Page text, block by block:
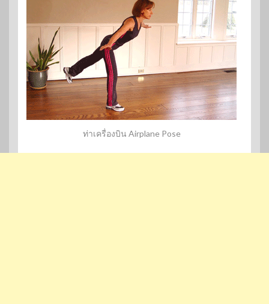
ท่าเครื่องบิน Airplane Pose